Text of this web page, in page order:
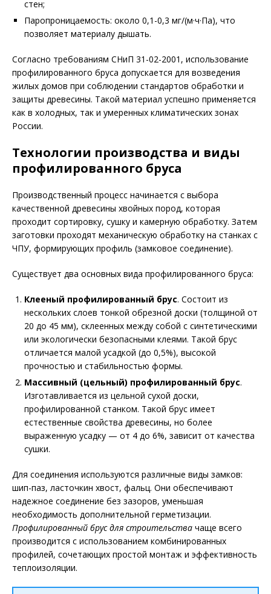
стен;
Паропроницаемость: около 0,1-0,3 мг/(м·ч·Па), что
позволяет материалу дышать.
Согласно требованиям СНиП 31-02-2001, использование
профилированного бруса допускается для возведения
жилых домов при соблюдении стандартов обработки и
защиты древесины. Такой материал успешно применяется
как в холодных, так и умеренных климатических зонах
России.
Технологии производства и виды
профилированного бруса
Производственный процесс начинается с выбора
качественной древесины хвойных пород, которая
проходит сортировку, сушку и камерную обработку. Затем
заготовки проходят механическую обработку на станках с
ЧПУ, формирующих профиль (замковое соединение).
Существует два основных вида профилированного бруса:
Клееный профилированный брус. Состоит из
нескольких слоев тонкой обрезной доски (толщиной от
20 до 45 мм), склеенных между собой с синтетическими
или экологически безопасными клеями. Такой брус
отличается малой усадкой (до 0,5%), высокой
прочностью и стабильностью формы.
Массивный (цельный) профилированный брус.
Изготавливается из цельной сухой доски,
профилированной станком. Такой брус имеет
естественные свойства древесины, но более
выраженную усадку — от 4 до 6%, зависит от качества
сушки.
Для соединения используются различные виды замков:
шип-паз, ласточкин хвост, фальц. Они обеспечивают
надежное соединение без зазоров, уменьшая
необходимость дополнительной герметизации.
Профилированный брус для строительства чаще всего
производится с использованием комбинированных
профилей, сочетающих простой монтаж и эффективность
теплоизоляции.